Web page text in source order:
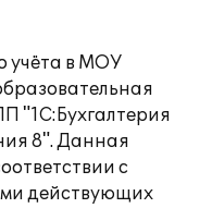
учёта в МОУ
"1С:Бухгалтерия
8". Данная
с
действующих